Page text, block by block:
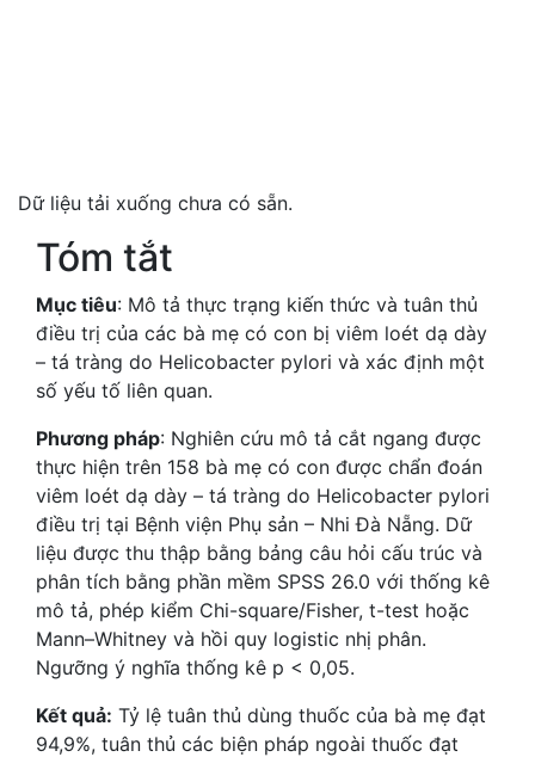
Dữ liệu tải xuống chưa có sẵn.
Tóm tắt
Mục tiêu: Mô tả thực trạng kiến thức và tuân thủ
điều trị của các bà mẹ có con bị viêm loét dạ dày
– tá tràng do Helicobacter pylori và xác định một
số yếu tố liên quan.
Phương pháp: Nghiên cứu mô tả cắt ngang được
thực hiện trên 158 bà mẹ có con được chẩn đoán
viêm loét dạ dày – tá tràng do Helicobacter pylori
điều trị tại Bệnh viện Phụ sản – Nhi Đà Nẵng. Dữ
liệu được thu thập bằng bảng câu hỏi cấu trúc và
phân tích bằng phần mềm SPSS 26.0 với thống kê
mô tả, phép kiểm Chi-square/Fisher, t-test hoặc
Mann–Whitney và hồi quy logistic nhị phân.
Ngưỡng ý nghĩa thống kê p < 0,05.
Kết quả: Tỷ lệ tuân thủ dùng thuốc của bà mẹ đạt
94,9%, tuân thủ các biện pháp ngoài thuốc đạt